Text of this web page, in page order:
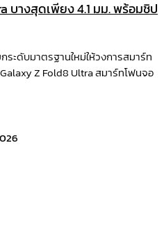
บางสุดเพียง 4.1 มม. พร้อมชิป
ะดับมาตรฐานใหม่ให้วงการสมาร์ท
Z Fold8 Ultra สมาร์ทโฟนจอ